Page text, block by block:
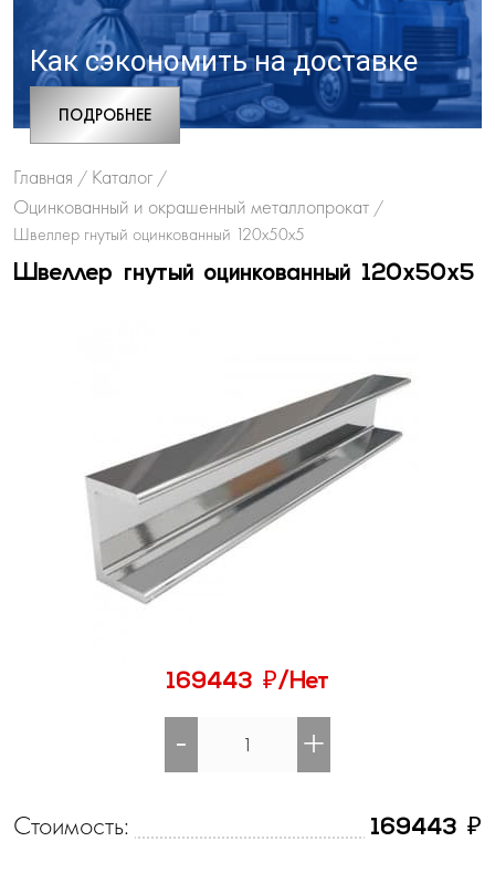
Как сэкономить на доставке
ПОДРОБНЕЕ
Главная / Каталог /
Оцинкованный и окрашенный металлопрокат /
Швеллер гнутый оцинкованный 120х50х5
Швеллер гнутый оцинкованный 120х50х5
169443 ₽/Нет
- +
Стоимость: 169443 ₽